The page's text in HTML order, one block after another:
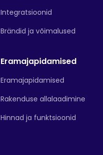
Integratsioonid
Brändid ja võimalused
Eramajapidamised
Eramajapidamised
Rakenduse allalaadimine
Hinnad ja funktsioonid